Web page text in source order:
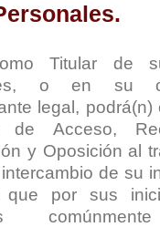
Titular de
o en su
legal, podrá(n)
de Acceso,
y Oposición al
de su
que por sus